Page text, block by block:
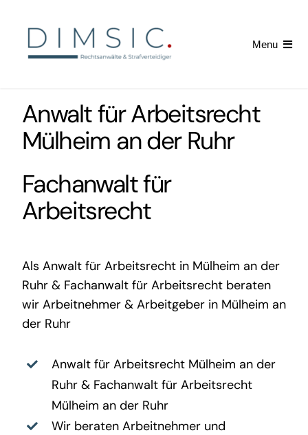
content
Menu
Arbeitsrecht
News
Anwalt für Arbeitsrecht
Mülheim an der Ruhr
Fachanwalt für
Arbeitsrecht
Als Anwalt für Arbeitsrecht in Mülheim an der
Ruhr& Fachanwalt für Arbeitsrechtberaten
wir Arbeitnehmer & Arbeitgeber in Mülheim an
der Ruhr
Anwalt für Arbeitsrecht Mülheim an der
Ruhr & Fachanwalt für Arbeitsrecht
Mülheim an der Ruhr
Wir beraten Arbeitnehmer und